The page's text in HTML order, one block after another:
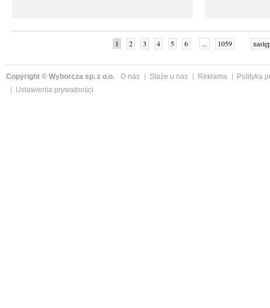
1 2 3 4 5 6 ... 1059
Copyright © Wyborcza sp. z o.o. O nas Staże u nas Reklama
Polityka
Ustawienia prywatności